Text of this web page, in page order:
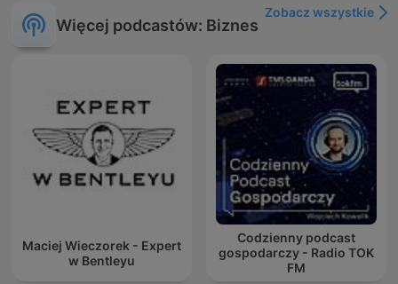
Więcej podcastów: Biznes
Zobacz wszystkie
Maciej Wieczorek - Expert
w Bentleyu
Codzienny podcast
gospodarczy - Radio TOK
FM